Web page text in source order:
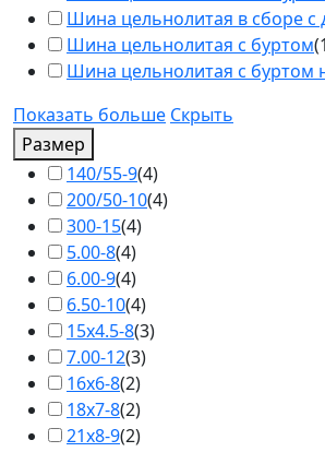
Шина цельнолитая в сборе с
Шина цельнолитая с буртом(
Шина цельнолитая с буртом
Показать больше Скрыть
Размер
140/55-9(4)
200/50-10(4)
300-15(4)
5.00-8(4)
6.00-9(4)
6.50-10(4)
15х4.5-8(3)
7.00-12(3)
16х6-8(2)
18х7-8(2)
21х8-9(2)